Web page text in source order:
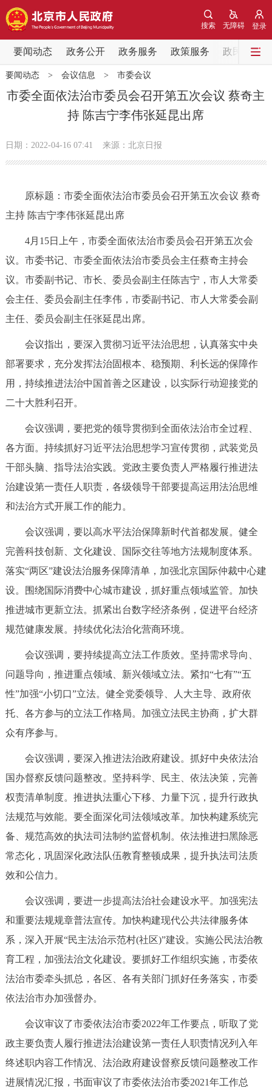
登录
无障碍
搜索
要闻动态 政务公开 政务服务 政策服务 政民互动
要闻动态
党中央精神 国务院信息
北京要闻 会议信息
市领导 机构职能
决策公开 专题公开
政务服务
个人服务 法人服务 部门服务
便民服务 利企服务 投资项目
中介服务 阳光政务
政民互动
12345网上接诉即办 我要咨询 我要建议
走进北京
多语种
ENGLISH 한국어 日本語
DEUTSCH FRANÇAIS РУССКИЙ ЯЗЫК
ESPAÑOL العربية PORTUGUÊS
回到顶部
要闻动态> 会议信息 > 市委会议
市委全面依法治市委员会召开第五次会议 蔡奇主
持 陈吉宁李伟张延昆出席
日期：2022-04-16 07:41 来源：北京日报
原标题：市委全面依法治市委员会召开第五次会议 蔡奇
主持 陈吉宁李伟张延昆出席
4月15日上午，市委全面依法治市委员会召开第五次会
议。市委书记、市委全面依法治市委员会主任蔡奇主持会
议。市委副书记、市长、委员会副主任陈吉宁，市人大常委
会主任、委员会副主任李伟，市委副书记、市人大常委会副
主任、委员会副主任张延昆出席。
会议指出，要深入贯彻习近平法治思想，认真落实中央
部署要求，充分发挥法治固根本、稳预期、利长远的保障作
用，持续推进法治中国首善之区建设，以实际行动迎接党的
二十大胜利召开。
会议强调，要把党的领导贯彻到全面依法治市全过程、
各方面。持续抓好习近平法治思想学习宣传贯彻，武装党员
干部头脑、指导法治实践。党政主要负责人严格履行推进法
治建设第一责任人职责，各级领导干部要提高运用法治思维
和法治方式开展工作的能力。
会议强调，要以高水平法治保障新时代首都发展。健全
完善科技创新、文化建设、国际交往等地方法规制度体系。
落实“两区”建设法治服务保障清单，加强北京国际仲裁中心建
设。围绕国际消费中心城市建设，抓好重点领域监管。加快
推进城市更新立法。抓紧出台数字经济条例，促进平台经济
规范健康发展。持续优化法治化营商环境。
会议强调，要持续提高立法工作质效。坚持需求导向、
问题导向，推进重点领域、新兴领域立法。紧扣“七有”“五
性”加强“小切口”立法。健全党委领导、人大主导、政府依
托、各方参与的立法工作格局。加强立法民主协商，扩大群
众有序参与。
会议强调，要深入推进法治政府建设。抓好中央依法治
国办督察反馈问题整改。坚持科学、民主、依法决策，完善
权责清单制度。推进执法重心下移、力量下沉，提升行政执
法规范与效能。要全面深化司法领域改革。加快构建系统完
备、规范高效的执法司法制约监督机制。依法推进扫黑除恶
常态化，巩固深化政法队伍教育整顿成果，提升执法司法质
效和公信力。
会议强调，要进一步提高法治社会建设水平。加强宪法
和重要法规规章普法宣传。加快构建现代公共法律服务体
系，深入开展“民主法治示范村(社区)”建设。实施公民法治教
育工程，加强法治文化建设。要抓好工作组织实施，市委依
法治市委牵头抓总，各区、各有关部门抓好任务落实，市委
依法治市办加强督办。
会议审议了市委依法治市委2022年工作要点，听取了党
政主要负责人履行推进法治建设第一责任人职责情况列入年
终述职内容工作情况、法治政府建设督察反馈问题整改工作
进展情况汇报，书面审议了市委依法治市委2021年工作总